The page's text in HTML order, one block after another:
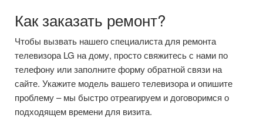
Как заказать ремонт?
Чтобы вызвать нашего специалиста для ремонта
телевизора LG на дому, просто свяжитесь с нами по
телефону или заполните форму обратной связи на
сайте. Укажите модель вашего телевизора и опишите
проблему – мы быстро отреагируем и договоримся о
подходящем времени для визита.